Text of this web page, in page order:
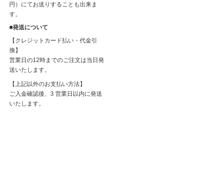
円）にてお送りすることも出来ま
す。
■発送について
【クレジットカード払い・代金引
換】
営業日の12時までのご注文は当日発
送いたします。
【上記以外のお支払い方法】
ご入金確認後、3 営業日以内に発送
いたします。